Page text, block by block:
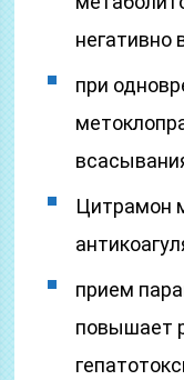
негативно
при
Цитрамон
прием
повышает